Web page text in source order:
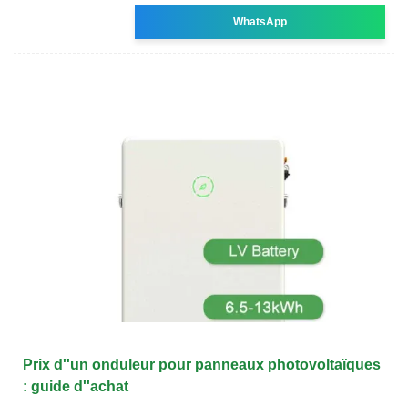
WhatsApp
Prix d''un onduleur pour panneaux photovoltaïques
: guide d''achat